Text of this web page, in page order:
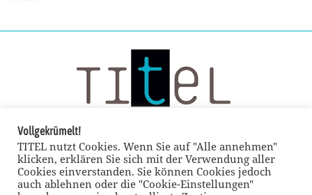
Vollgekrümelt!
TITEL nutzt Cookies. Wenn Sie auf "Alle annehmen"
klicken, erklären Sie sich mit der Verwendung aller
Cookies einverstanden. Sie können Cookies jedoch
auch ablehnen oder die "Cookie-Einstellungen"